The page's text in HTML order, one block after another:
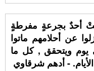
أحدٌ بجرعةٍ مفرطةٍ
عن أحلامهم ماتوا
يوم ويتحقق , كل ما
- أدهم شرقاوي